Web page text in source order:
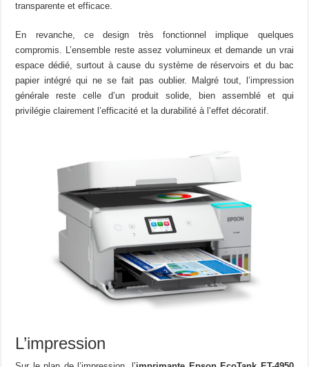
transparente et efficace.
En revanche, ce design très fonctionnel implique quelques
compromis. L’ensemble reste assez volumineux et demande un vrai
espace dédié, surtout à cause du système de réservoirs et du bac
papier intégré qui ne se fait pas oublier. Malgré tout, l’impression
générale reste celle d’un produit solide, bien assemblé et qui
privilégie clairement l’efficacité et la durabilité à l’effet décoratif.
L’impression